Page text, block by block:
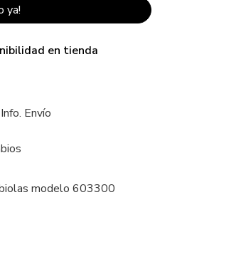
ya!
en tienda
Info. Envío
modelo 603300